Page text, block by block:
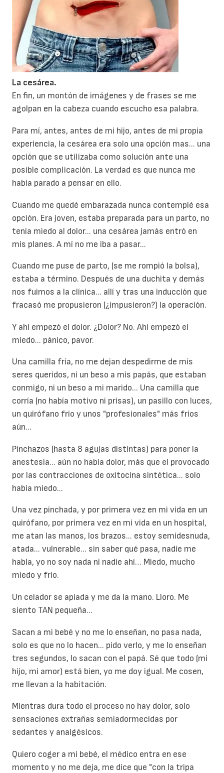
La cesárea.
En fin, un montón de imágenes y de frases se me
agolpan en la cabeza cuando escucho esa palabra.
Para mí, antes, antes de mi hijo, antes de mi propia
experiencia, la cesárea era solo una opción mas... una
opción que se utilizaba como solución ante una
posible complicación. La verdad es que nunca me
había parado a pensar en ello.
Cuando me quedé embarazada nunca contemplé esa
opción. Era joven, estaba preparada para un parto, no
tenía miedo al dolor... una cesárea jamás entró en
mis planes. A mí no me iba a pasar...
Cuando me puse de parto, (se me rompió la bolsa),
estaba a término. Después de una duchita y demás
nos fuimos a la clínica... allí y tras una inducción que
fracasó me propusieron (¿impusieron?) la operación.
Y ahí empezó el dolor. ¿Dolor? No. Ahí empezó el
miedo... pánico, pavor.
Una camilla fría, no me dejan despedirme de mis
seres queridos, ni un beso a mis papás, que estaban
conmigo, ni un beso a mi marido... Una camilla que
corría (no había motivo ni prisas), un pasillo con luces,
un quirófano frío y unos "profesionales" más fríos
aún...
Pinchazos (hasta 8 agujas distintas) para poner la
anestesia... aún no había dolor, más que el provocado
por las contracciones de oxitocina sintética... solo
había miedo...
Una vez pinchada, y por primera vez en mi vida en un
quirófano, por primera vez en mi vida en un hospital,
me atan las manos, los brazos... estoy semidesnuda,
atada... vulnerable... sin saber qué pasa, nadie me
habla, yo no soy nada ni nadie ahí… Miedo, mucho
miedo y frío.
Un celador se apiada y me da la mano. Lloro. Me
siento TAN pequeña...
Sacan a mi bebé y no me lo enseñan, no pasa nada,
solo es que no lo hacen... pido verlo, y me lo enseñan
tres segundos, lo sacan con el papá. Sé que todo (mi
hijo, mi amor) está bien, yo me doy igual. Me cosen,
me llevan a la habitación.
Mientras dura todo el proceso no hay dolor, solo
sensaciones extrañas semiadormecidas por
sedantes y analgésicos.
Quiero coger a mi bebé, el médico entra en ese
momento y no me deja, me dice que "con la tripa